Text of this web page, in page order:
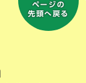
ページの
先頭へ戻る